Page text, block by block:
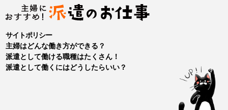
サイトポリシー
主婦はどんな働き方ができる？
派遣として働ける職種はたくさん！
派遣として働くにはどうしたらいい？